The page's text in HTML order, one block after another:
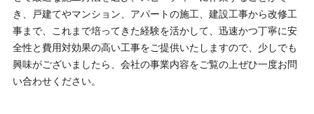
き、戸建てやマンション、アパートの施工、建設工事から改修工
事まで、これまで培ってきた経験を活かして、迅速かつ丁寧に安
全性と費用対効果の高い工事をご提供いたしますので、少しでも
興味がございましたら、会社の事業内容をご覧の上ぜひ一度お問
い合わせください。